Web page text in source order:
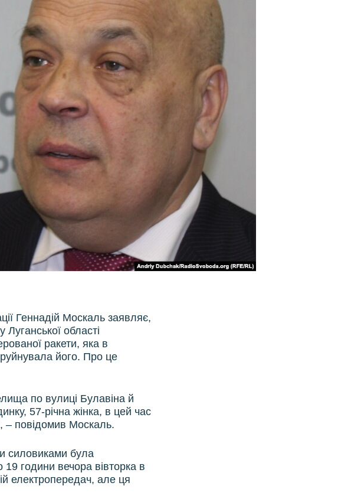
Геннадій Москаль заявляє,
області
ракети, яка в
його. Про це
по вулиці Булавіна й
57-річна жінка, в цей час
– повідомив Москаль.
силовиками була
години вечора вівторка в
електропередач, але ця